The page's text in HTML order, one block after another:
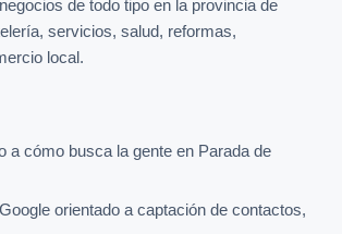
de todo tipo en la provincia de
servicios, salud, reformas,
local.
a cómo busca la gente en Parada de
orientado a captación de contactos,